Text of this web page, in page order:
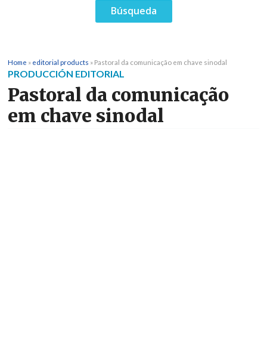
Home » editorial products » Pastoral da comunicação em chave sinodal
PRODUCCIÓN EDITORIAL
Pastoral da comunicação
em chave sinodal